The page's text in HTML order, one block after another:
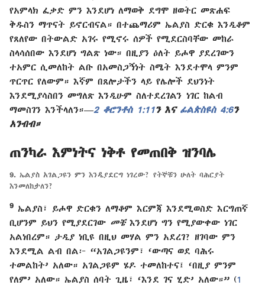
የአምላክ ፈቃድ ምን እንደሆነ ለማወቅ ደግሞ ዘወትር መጽሐፍ
ቅዱስን ማጥናት ይኖርብናል። በተጨማሪም ኤልያስ ድርቁ እንዲቆም
የጸለየው በትውልድ አገሩ የሚኖሩ ሰዎች የሚደርስባቸው መከራ
ስላሳሰበው እንደሆነ ግልጽ ነው። በዚያን ዕለት ይሖዋ ያደረገውን
ተአምር ሲመለከት ልቡ በአመስጋኝነት ስሜት እንደተሞላ ምንም
ጥርጥር የለውም። እኛም በጸሎታችን ላይ የሌሎች ደህንነት
እንደሚያሳስበን መግለጽ እንዲሁም ስለተደረገልን ነገር ከልብ
ማመስገን እንችላለን።—2 ቆሮንቶስ 1:11ን እና ፊልጵስዩስ 4:6ን
አንብብ።
ጠንካራ እምነትና ነቅቶ የመጠበቅ ዝንባሌ
9. ኤልያስ አገልጋዩን ምን እንዲያደርግ ነገረው? የትኞቹን ሁለት ባሕርያት
እንመለከታለን?
9 ኤልያስ፣ ይሖዋ ድርቁን ለማቆም እርምጃ እንደሚወስድ እርግጠኛ
ቢሆንም ይህን የሚያደርገው መቼእንደሆነ ግን የሚያውቀው ነገር
አልነበረም። ታዲያ ነቢዩ በዚህ መሃል ምን አደረገ? ዘገባው ምን
እንደሚል ልብ በል፦ “አገልጋዩንም፣ ‘ውጣና ወደ ባሕሩ
ተመልከት’ አለው። አገልጋዩም ሄዶ ተመለከተና፤ ‘በዚያ ምንም
የለም’ አለው። ኤልያስ ሰባት ጊዜ፣ ‘እንደ ገና ሂድ’ አለው።” (1